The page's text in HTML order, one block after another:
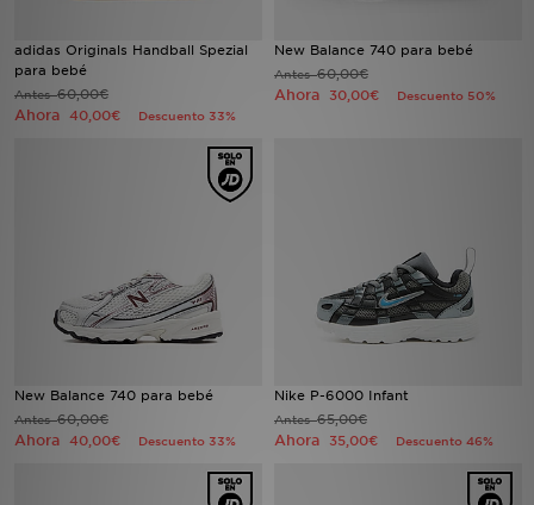
adidas Originals Handball Spezial
para bebé
Antes60,00€
Ahora 40,00€ Descuento 33%
New Balance 740 para bebé
Antes60,00€
Ahora 30,00€ Descuento 50%
New Balance 740 para bebé
Antes60,00€
Ahora 40,00€ Descuento 33%
Nike P-6000 Infant
Antes65,00€
Ahora 35,00€ Descuento 46%
TARJETA REGALO
MI JD